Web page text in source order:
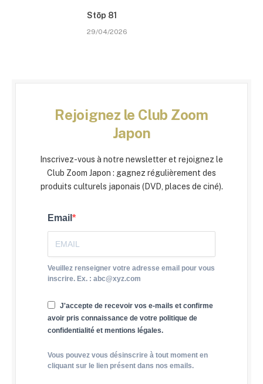
Stōp 81
29/04/2026
Rejoignez le Club Zoom
Japon
Inscrivez-vous à notre newsletter et rejoignez le
Club Zoom Japon : gagnez régulièrement des
produits culturels japonais (DVD, places de ciné).
Email
Veuillez renseigner votre adresse email pour vous
inscrire. Ex. : abc@xyz.com
J'accepte de recevoir vos e-mails et confirme
avoir pris connaissance de votre politique de
confidentialité et mentions légales.
Vous pouvez vous désinscrire à tout moment en
cliquant sur le lien présent dans nos emails.